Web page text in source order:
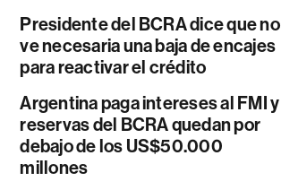
Presidente del BCRA dice que no
ve necesaria una baja de encajes
para reactivar el crédito
Argentina paga intereses al FMI y
reservas del BCRA quedan por
debajo de los US$50.000
millones